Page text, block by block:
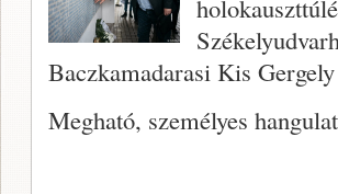
Baczkamadarasi Kis
Megható, személyes